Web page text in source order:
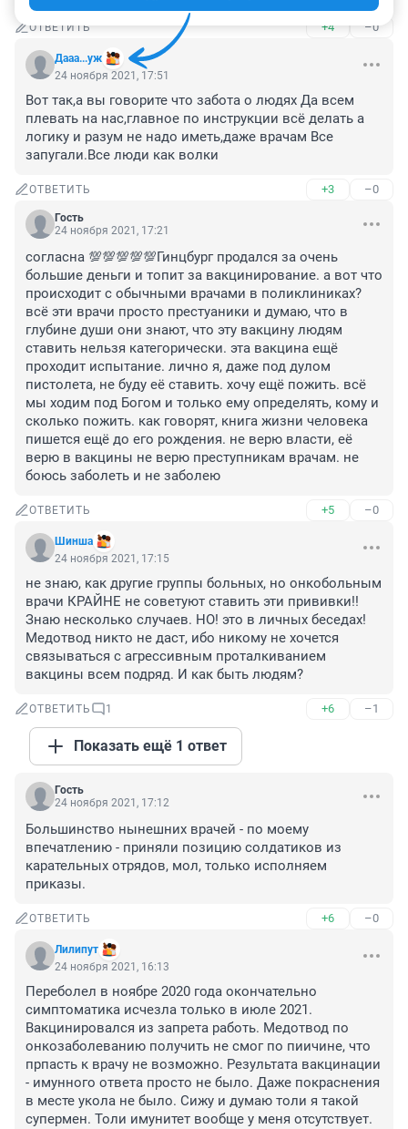
ОТВЕТИТЬ +4 –0
Дааа...уж
24 ноября 2021, 17:51
Вот так,а вы говорите что забота о людях Да всем
плевать на нас,главное по инструкции всё делать а
логику и разум не надо иметь,даже врачам Все
запугали.Все люди как волки
ОТВЕТИТЬ +3 –0
Гость
24 ноября 2021, 17:21
согласна 💯💯💯💯💯Гинцбург продался за очень
большие деньги и топит за вакцинирование. а вот что
происходит с обычными врачами в поликлиниках?
всё эти врачи просто престуаники и думаю, что в
глубине души они знают, что эту вакцину людям
ставить нельзя категорически. эта вакцина ещё
проходит испытание. лично я, даже под дулом
пистолета, не буду её ставить. хочу ещё пожить. всё
мы ходим под Богом и только ему определять, кому и
сколько пожить. как говорят, книга жизни человека
пишется ещё до его рождения. не верю власти, её
верю в вакцины не верю преступникам врачам. не
боюсь заболеть и не заболею
ОТВЕТИТЬ +5 –0
Шинша
24 ноября 2021, 17:15
не знаю, как другие группы больных, но онкобольным
врачи КРАЙНЕ не советуют ставить эти прививки!!
Знаю несколько случаев. НО! это в личных беседах!
Медотвод никто не даст, ибо никому не хочется
связываться с агрессивным проталкиванием
вакцины всем подряд. И как быть людям?
ОТВЕТИТЬ 1 +6 –1
Показать ещё 1 ответ
Гость
24 ноября 2021, 17:12
Большинство нынешних врачей - по моему
впечатлению - приняли позицию солдатиков из
карательных отрядов, мол, только исполняем
приказы.
ОТВЕТИТЬ +6 –0
Лилипут
24 ноября 2021, 16:13
Переболел в ноябре 2020 года окончательно
симптоматика исчезла только в июле 2021.
Вакцинировался из запрета работь. Медотвод по
онкозаболеванию получить не смог по пиичине, что
прпасть к врачу не возможно. Результата вакцинации
- имунного ответа просто не было. Даже покраснения
в месте укола не было. Сижу и думаю толи я такой
супермен. Толи имунитет вообще у меня отсутствует.